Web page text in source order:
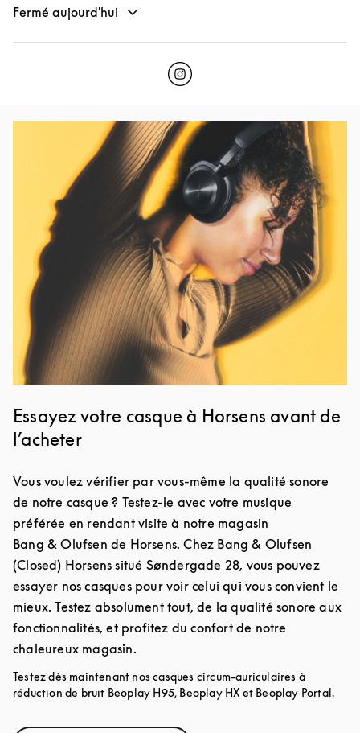
Fermé aujourd'hui
Click to open Instagram
Link Opens in New Tab
Image de l’événement
Essayez votre casque à Horsens avant de
l’acheter
Vous voulez vérifier par vous-même la qualité sonore
de notre casque ? Testez-le avec votre musique
préférée en rendant visite à notre magasin
Bang & Olufsen de Horsens. Chez Bang & Olufsen
(Closed) Horsens situé Søndergade 28, vous pouvez
essayer nos casques pour voir celui qui vous convient le
mieux. Testez absolument tout, de la qualité sonore aux
fonctionnalités, et profitez du confort de notre
chaleureux magasin.
Testez dès maintenant nos casques circum-auriculaires à
réduction de bruit Beoplay H95, Beoplay HX et Beoplay Portal.